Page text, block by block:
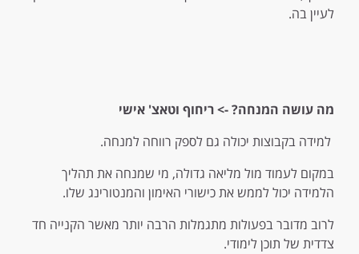
לעיין בה.
מה עושה המנחה?-> ריחוף וטאצ' אישי
למידה בקבוצות יכולה גם לספק רווחה למנחה.
במקום לעמוד מול מליאה גדולה, מי שמנחה את תהליך
הלמידה יכול לממש את כישורי האימון והמנטורינג שלו.
לרוב מדובר בפעולות מתגמלות הרבה יותר מאשר הקנייה חד
צדדית של תוכן לימודי.